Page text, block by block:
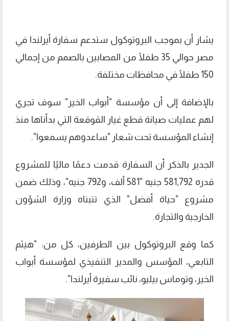
يشار أن بموجب البروتوكول ستدعم سفارة أيرلندا في
مصر حوالي 35 طفلًا من المصابين بالصمم من إجمالي
150 طفلًا في محافظات مختلفة.
بالإضافة إلى أن مؤسسة "أبواب الخير" سوف تجري
لهم عمليات صيانة قطع غيار القوقعة التي بدأناها منذ
إنشاء المؤسسة تحت شعار "ساعدوهم يسمعوا".
الجدير بالذكر أن السفارة قدمت دعمًا ماليًا للمشروع
قدره 581,792 جنيه "581 ألف، و792 جنيه"، وذلك ضمن
مشروع "حياة أفضل" الذي تتبناه وزارة الشؤون
الخارجية والتجارة.
كما وقع البروتوكول بين الطرفين، كل من: "هيثم
التابعي، المؤسس والمدير التنفيذي لمؤسسة أبواب
الخير، وتوماس بيليو، نائب سفيرة أيرلندا".